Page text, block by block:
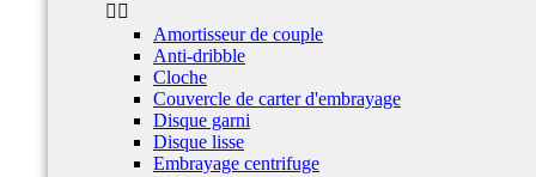
 
Amortisseur de couple
Anti-dribble
Cloche
Couvercle de carter d'embrayage
Disque garni
Disque lisse
Embrayage centrifuge